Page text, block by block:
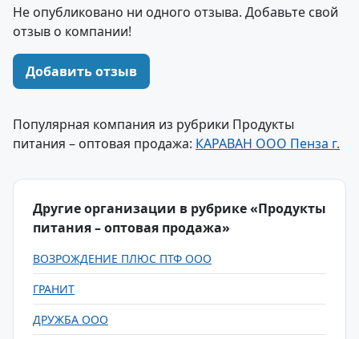
Не опубликовано ни одного отзыва. Добавьте свой
отзыв о компании!
Добавить отзыв
Популярная компания из рубрики Продукты
питания – оптовая продажа: КАРАВАН ООО Пенза г.
Другие организации в рубрике «Продукты
питания – оптовая продажа»
ВОЗРОЖДЕНИЕ ПЛЮС ПТФ ООО
ГРАНИТ
ДРУЖБА ООО